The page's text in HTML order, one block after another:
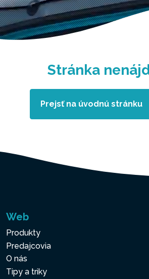
Stránka
Prejsť na úvodnú stránku
Web
Produkty
Predajcovia
O nás
Tipy a triky